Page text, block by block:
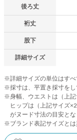
後ろ丈
裄丈
股下
詳細サイズ
※詳細サイズの単位はすべ
※採寸は、平置き採寸をし
※身幅、ウエストは（上記
ヒップは（上記サイズ
がヌード寸法の目安とな
※ブランド表記サイズとは